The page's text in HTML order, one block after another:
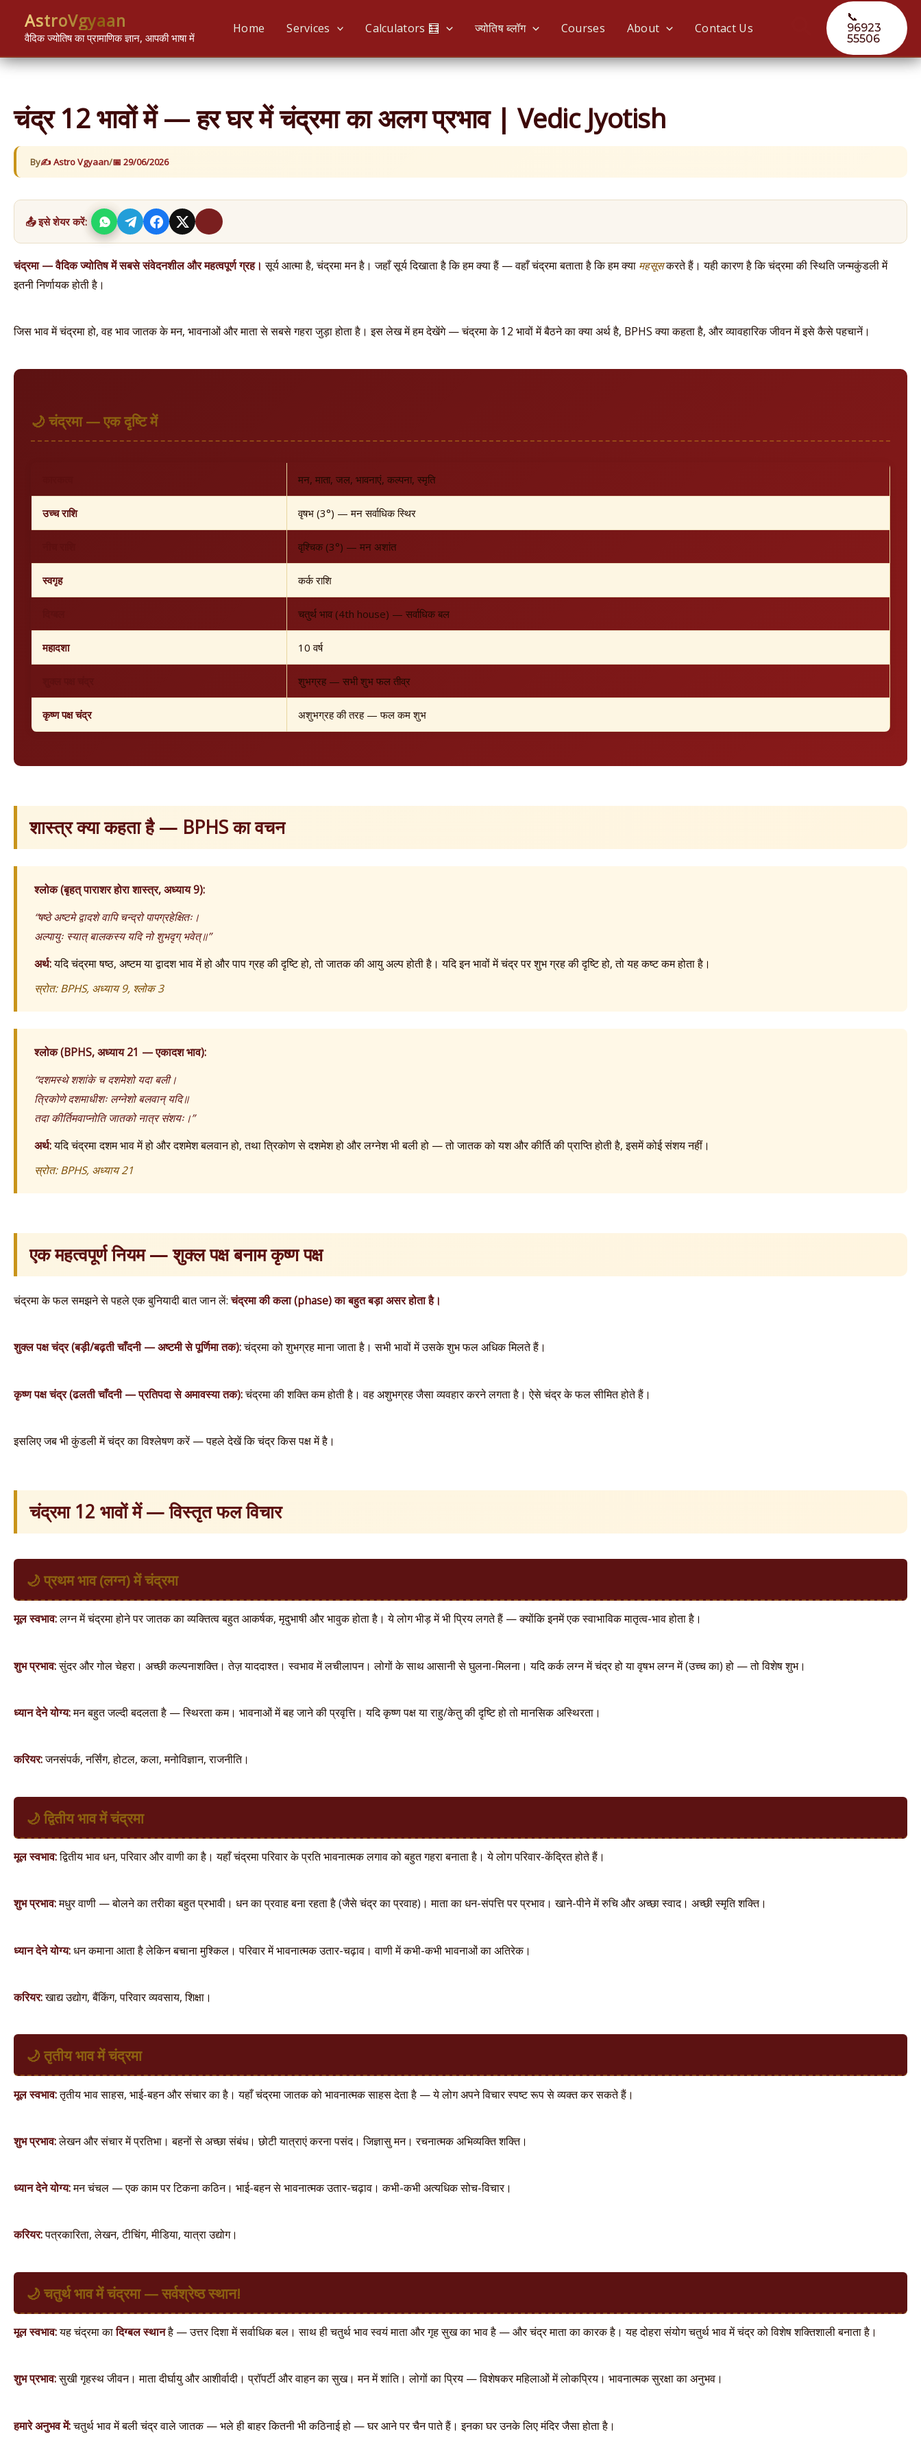
content
AstroVgyaan
वैदिक ज्योतिष का प्रामाणिक ज्ञान, आपकी भाषा में
Home Services Calculators 🧮 ज्योतिष ब्लॉग Courses About Contact Us Search
📞
96923
55506
चंद्र 12 भावों में — हर घर में चंद्रमा का अलग प्रभाव | Vedic Jyotish
By Astro Vgyaan/ 29/06/2026
📤 इसे शेयर करें:
चंद्रमा — वैदिक ज्योतिष में सबसे संवेदनशील और महत्वपूर्ण ग्रह। सूर्य आत्मा है, चंद्रमा मन है। जहाँ सूर्य दिखाता है कि हम क्या हैं — वहाँ चंद्रमा बताता है कि हम क्या महसूसकरते हैं। यही कारण है कि चंद्रमा की स्थिति जन्मकुंडली में
इतनी निर्णायक होती है।
जिस भाव में चंद्रमा हो, वह भाव जातक के मन, भावनाओं और माता से सबसे गहरा जुड़ा होता है। इस लेख में हम देखेंगे — चंद्रमा के 12 भावों में बैठने का क्या अर्थ है, BPHS क्या कहता है, और व्यावहारिक जीवन में इसे कैसे पहचानें।
🌙 चंद्रमा — एक दृष्टि में
मन, माता, जल, भावनाएं, कल्पना, स्मृति
उच्च राशि वृषभ (3°) — मन सर्वाधिक स्थिर
वृश्चिक (3°) — मन अशांत
स्वगृह कर्क राशि
चतुर्थ भाव (4th house) — सर्वाधिक बल
महादशा 10 वर्ष
शुभग्रह — सभी शुभ फल तीव्र
कृष्ण पक्ष चंद्र अशुभग्रह की तरह — फल कम शुभ
शास्त्र क्या कहता है — BPHS का वचन
श्लोक (बृहत् पाराशर होरा शास्त्र, अध्याय 9):
“षष्ठे अष्टमे द्वादशे वापि चन्द्रो पापग्रहेक्षितः।
अल्पायुः स्यात् बालकस्य यदि नो शुभदृग् भवेत्॥”
अर्थ:यदि चंद्रमा षष्ठ, अष्टम या द्वादश भाव में हो और पाप ग्रह की दृष्टि हो, तो जातक की आयु अल्प होती है। यदि इन भावों में चंद्र पर शुभ ग्रह की दृष्टि हो, तो यह कष्ट कम होता है।
स्रोत: BPHS, अध्याय 9, श्लोक 3
श्लोक (BPHS, अध्याय 21 — एकादश भाव):
“दशमस्थे शशांके च दशमेशो यदा बली।
त्रिकोणे दशमाधीशः लग्नेशो बलवान् यदि॥
तदा कीर्तिमवाप्नोति जातको नात्र संशयः।”
अर्थ:यदि चंद्रमा दशम भाव में हो और दशमेश बलवान हो, तथा त्रिकोण से दशमेश हो और लग्नेश भी बली हो — तो जातक को यश और कीर्ति की प्राप्ति होती है, इसमें कोई संशय नहीं।
स्रोत: BPHS, अध्याय 21
एक महत्वपूर्ण नियम — शुक्ल पक्ष बनाम कृष्ण पक्ष
चंद्रमा के फल समझने से पहले एक बुनियादी बात जान लें:चंद्रमा की कला (phase) का बहुत बड़ा असर होता है।
शुक्ल पक्ष चंद्र (बड़ी/बढ़ती चाँदनी — अष्टमी से पूर्णिमा तक):चंद्रमा को शुभग्रह माना जाता है। सभी भावों में उसके शुभ फल अधिक मिलते हैं।
कृष्ण पक्ष चंद्र (ढलती चाँदनी — प्रतिपदा से अमावस्या तक):चंद्रमा की शक्ति कम होती है। वह अशुभग्रह जैसा व्यवहार करने लगता है। ऐसे चंद्र के फल सीमित होते हैं।
इसलिए जब भी कुंडली में चंद्र का विश्लेषण करें — पहले देखें कि चंद्र किस पक्ष में है।
चंद्रमा 12 भावों में — विस्तृत फल विचार
🌙 प्रथम भाव (लग्न) में चंद्रमा
मूल स्वभाव:लग्न में चंद्रमा होने पर जातक का व्यक्तित्व बहुत आकर्षक, मृदुभाषी और भावुक होता है। ये लोग भीड़ में भी प्रिय लगते हैं — क्योंकि इनमें एक स्वाभाविक मातृत्व-भाव होता है।
शुभ प्रभाव:सुंदर और गोल चेहरा। अच्छी कल्पनाशक्ति। तेज़ याददाश्त। स्वभाव में लचीलापन। लोगों के साथ आसानी से घुलना-मिलना। यदि कर्क लग्न में चंद्र हो या वृषभ लग्न में (उच्च का) हो — तो विशेष शुभ।
ध्यान देने योग्य:मन बहुत जल्दी बदलता है — स्थिरता कम। भावनाओं में बह जाने की प्रवृत्ति। यदि कृष्ण पक्ष या राहु/केतु की दृष्टि हो तो मानसिक अस्थिरता।
करियर:जनसंपर्क, नर्सिंग, होटल, कला, मनोविज्ञान, राजनीति।
🌙 द्वितीय भाव में चंद्रमा
मूल स्वभाव:द्वितीय भाव धन, परिवार और वाणी का है। यहाँ चंद्रमा परिवार के प्रति भावनात्मक लगाव को बहुत गहरा बनाता है। ये लोग परिवार-केंद्रित होते हैं।
शुभ प्रभाव:मधुर वाणी — बोलने का तरीका बहुत प्रभावी। धन का प्रवाह बना रहता है (जैसे चंद्र का प्रवाह)। माता का धन-संपत्ति पर प्रभाव। खाने-पीने में रुचि और अच्छा स्वाद। अच्छी स्मृति शक्ति।
ध्यान देने योग्य:धन कमाना आता है लेकिन बचाना मुश्किल। परिवार में भावनात्मक उतार-चढ़ाव। वाणी में कभी-कभी भावनाओं का अतिरेक।
करियर:खाद्य उद्योग, बैंकिंग, परिवार व्यवसाय, शिक्षा।
🌙 तृतीय भाव में चंद्रमा
मूल स्वभाव:तृतीय भाव साहस, भाई-बहन और संचार का है। यहाँ चंद्रमा जातक को भावनात्मक साहस देता है — ये लोग अपने विचार स्पष्ट रूप से व्यक्त कर सकते हैं।
शुभ प्रभाव:लेखन और संचार में प्रतिभा। बहनों से अच्छा संबंध। छोटी यात्राएं करना पसंद। जिज्ञासु मन। रचनात्मक अभिव्यक्ति शक्ति।
ध्यान देने योग्य:मन चंचल — एक काम पर टिकना कठिन। भाई-बहन से भावनात्मक उतार-चढ़ाव। कभी-कभी अत्यधिक सोच-विचार।
करियर:पत्रकारिता, लेखन, टीचिंग, मीडिया, यात्रा उद्योग।
🌙 चतुर्थ भाव में चंद्रमा — सर्वश्रेष्ठ स्थान!
मूल स्वभाव:यह चंद्रमा कादिग्बल स्थानहै — उत्तर दिशा में सर्वाधिक बल। साथ ही चतुर्थ भाव स्वयं माता और गृह सुख का भाव है — और चंद्र माता का कारक है। यह दोहरा संयोग चतुर्थ भाव में चंद्र को विशेष शक्तिशाली बनाता है।
शुभ प्रभाव:सुखी गृहस्थ जीवन। माता दीर्घायु और आशीर्वादी। प्रॉपर्टी और वाहन का सुख। मन में शांति। लोगों का प्रिय — विशेषकर महिलाओं में लोकप्रिय। भावनात्मक सुरक्षा का अनुभव।
हमारे अनुभव में:चतुर्थ भाव में बली चंद्र वाले जातक — भले ही बाहर कितनी भी कठिनाई हो — घर आने पर चैन पाते हैं। इनका घर उनके लिए मंदिर जैसा होता है।